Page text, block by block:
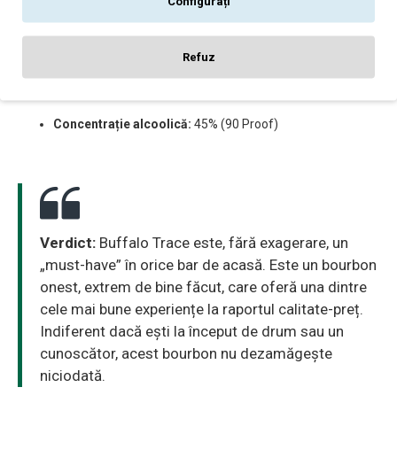
Kentucky Straight Bourbon Whiskey
Concentrație alcoolică: 45% (90 Proof)
Verdict: Buffalo Trace este, fără exagerare, un
„must-have” în orice bar de acasă. Este un bourbon
onest, extrem de bine făcut, care oferă una dintre
cele mai bune experiențe la raportul calitate-preț.
Indiferent dacă ești la început de drum sau un
cunoscător, acest bourbon nu dezamăgește
niciodată.
Refuz